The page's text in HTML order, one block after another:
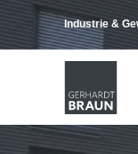
Industrie &